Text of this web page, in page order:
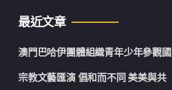
最近文章
澳門巴哈伊團體組織青年少年參觀
宗教文藝匯演 倡和而不同 美美與共